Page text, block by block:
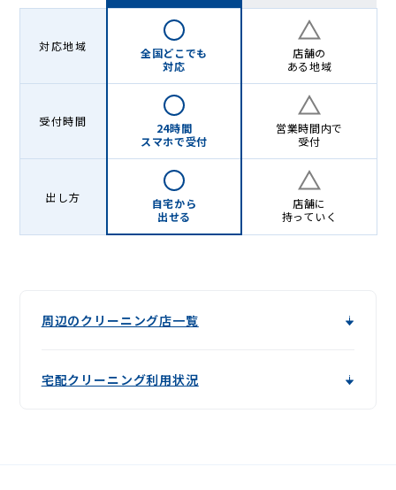
Lenet〈リ
対応地域
全国どこでも
対応
店舗の
ある地域
受付時間
24時間
スマホで受付
営業時間内で
受付
出し方
自宅から
出せる
店舗に
持っていく
周辺のクリーニング店一覧
宅配クリーニング利用状況